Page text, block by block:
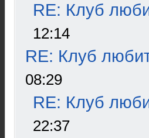
RE: Клуб
12:14
RE: Клуб
08:29
RE: Клуб
22:37